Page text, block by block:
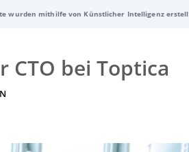
der TopTica Projects GmbH.
wurden mithilfe von Künstlicher Intelligenz
CTO bei Toptica